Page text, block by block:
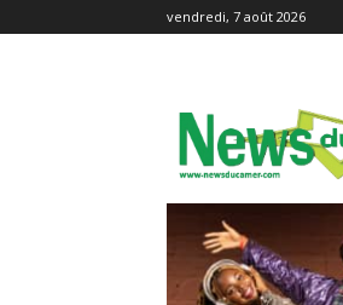
vendredi, 7 août 2026